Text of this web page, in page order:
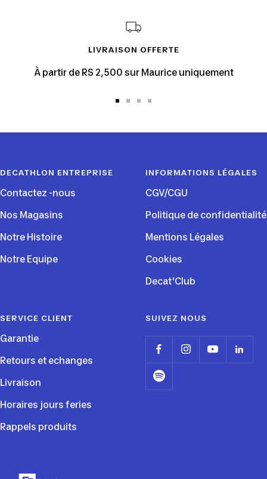
LIVRAISON OFFERTE
À partir de RS 2,500 sur Maurice uniquement
DECATHLON ENTREPRISE
Contactez -nous
Nos Magasins
Notre Histoire
Notre Equipe
INFORMATIONS LÉGALES
CGV/CGU
Politique de confidentialité
Mentions Légales
Cookies
Decat'Club
SERVICE CLIENT
Garantie
Retours et echanges
Livraison
Horaires jours feries
Rappels produits
SUIVEZ NOUS